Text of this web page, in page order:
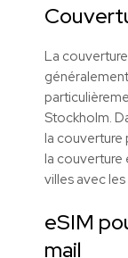
La
Stockholm.
la couverture
la couverture
villes avec les
eSIM
mail